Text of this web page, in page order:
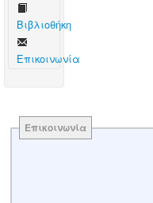
Βιβλιοθήκη
Επικοινωνία
Επικοινωνία